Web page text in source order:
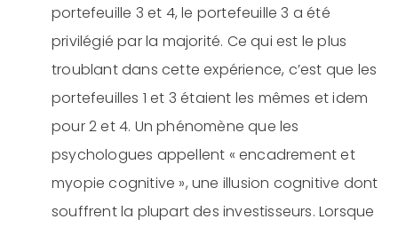
portefeuille 3 et 4, le portefeuille 3 a été
privilégié par la majorité. Ce qui est le plus
troublant dans cette expérience, c’est que les
portefeuilles 1 et 3 étaient les mêmes et idem
pour 2 et 4. Un phénomène que les
psychologues appellent « encadrement et
myopie cognitive », une illusion cognitive dont
souffrent la plupart des investisseurs. Lorsque